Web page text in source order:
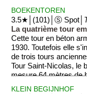
BOEKENTOREN
3.5★│(101)│Ⓢ Spot│
La quatrième tour
Cette tour en béton
1930. Toutefois elle
de trois tours
Tour Saint-Nicolas, le
mesure 64 mètres de
manuscrits.
KLEIN BEGIJNHOF